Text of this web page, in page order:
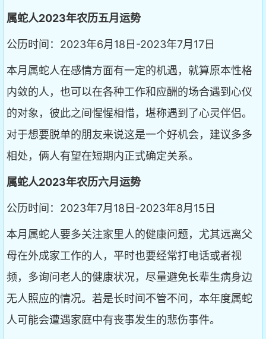
属蛇人2023年农历五月运势
公历时间：2023年6月18日-2023年7月17日
本月属蛇人在感情方面有一定的机遇，就算原本性格
内敛的人，也可以在各种工作和应酬的场合遇到心仪
的对象，彼此之间惺惺相惜，堪称遇到了心灵伴侣。
对于想要脱单的朋友来说这是一个好机会，建议多多
相处，俩人有望在短期内正式确定关系。
属蛇人2023年农历六月运势
公历时间：2023年7月18日-2023年8月15日
本月属蛇人要多关注家里人的健康问题，尤其远离父
母在外成家工作的人，平时也要经常打电话或者视
频，多询问老人的健康状况，尽量避免长辈生病身边
无人照应的情况。若是长时间不管不问，本年度属蛇
人可能会遭遇家庭中有丧事发生的悲伤事件。